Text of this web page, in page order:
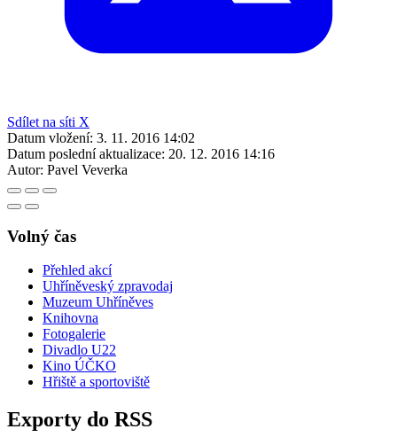
Sdílet na síti X
Datum vložení: 3. 11. 2016 14:02
Datum poslední aktualizace: 20. 12. 2016 14:16
Autor: Pavel Veverka
Volný čas
Přehled akcí
Uhříněveský zpravodaj
Muzeum Uhříněves
Knihovna
Fotogalerie
Divadlo U22
Kino ÚČKO
Hřiště a sportoviště
Exporty do RSS